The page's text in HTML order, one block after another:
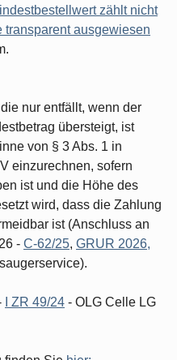
zählt nicht
transparent ausgewiesen
nur entfällt, wenn der
übersteigt, ist
von § 3 Abs. 1 in
einzurechnen, sofern
ist und die Höhe des
wird, dass die Zahlung
ist (Anschluss an
- C-62/25, GRUR 2026,
I ZR 49/24 - OLG Celle LG